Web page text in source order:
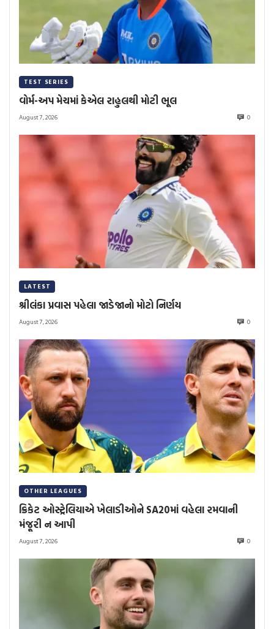
TEST SERIES
વોર્મ-અપ મેચમાં કેએલ રાહુલથી મોટી ભૂલ
August 7, 2026 0
LATEST
શ્રીલંકા પ્રવાસ પહેલા જાડેજાનો મોટો નિર્ણય
August 7, 2026 0
OTHER LEAGUES
ક્રિકેટ ઓસ્ટ્રેલિયાએ ખેલાડીઓને SA20માં વહેલા રમવાની
મંજૂરી ન આપી
August 7, 2026 0